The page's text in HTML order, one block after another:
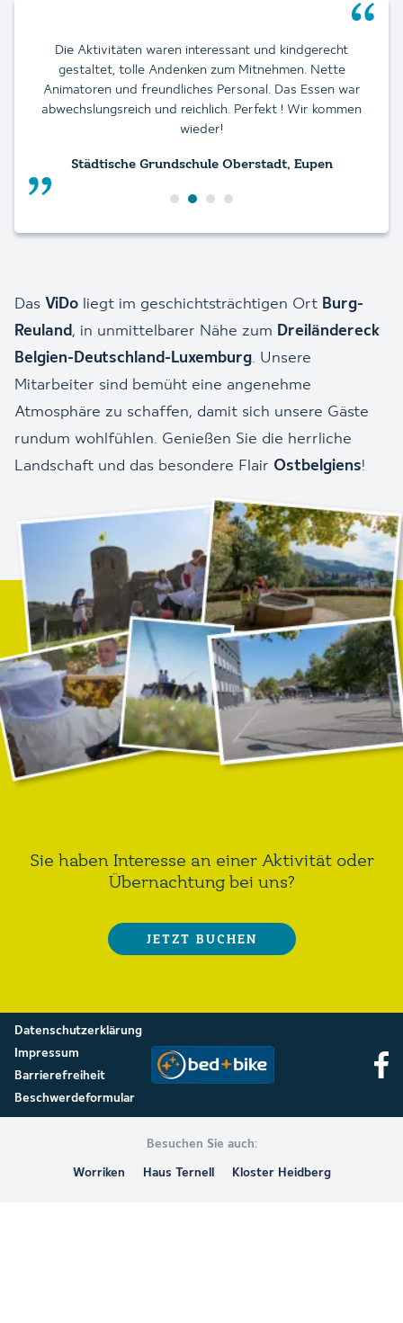
Die Aktivitäten waren interessant und kindgerecht
gestaltet, tolle Andenken zum Mitnehmen. Nette
Animatoren und freundliches Personal. Das Essen war
abwechslungsreich und reichlich. Perfekt ! Wir kommen
wieder!
Städtische Grundschule Oberstadt, Eupen
Das ViDo liegt im geschichtsträchtigen Ort Burg-
Reuland, in unmittelbarer Nähe zum Dreiländereck
Belgien-Deutschland-Luxemburg. Unsere
Mitarbeiter sind bemüht eine angenehme
Atmosphäre zu schaffen, damit sich unsere Gäste
rundum wohlfühlen. Genießen Sie die herrliche
Landschaft und das besondere Flair Ostbelgiens!
Sie haben Interesse an einer Aktivität oder
Übernachtung bei uns?
JETZT BUCHEN
Datenschutzerklärung
Impressum
Barrierefreiheit
Beschwerdeformular
Besuchen Sie auch:
Worriken Haus Ternell Kloster Heidberg